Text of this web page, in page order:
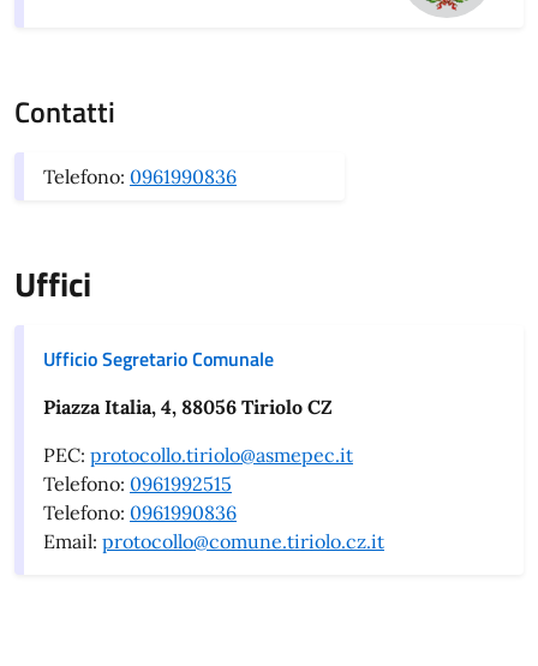
Contatti
Telefono: 0961990836
Uffici
Ufficio Segretario Comunale
Piazza Italia, 4, 88056 Tiriolo CZ
PEC: protocollo.tiriolo@asmepec.it
Telefono: 0961992515
Telefono: 0961990836
Email: protocollo@comune.tiriolo.cz.it